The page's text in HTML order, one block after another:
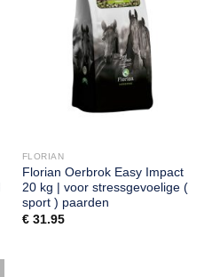
FLORIAN
Florian Oerbrok Easy Impact
20 kg | voor stressgevoelige (
sport ) paarden
€31.95